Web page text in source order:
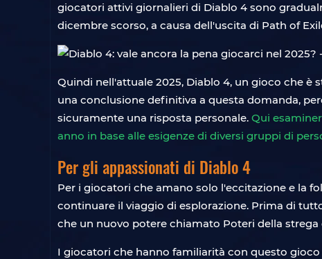
giocatori attivi giornalieri di Diablo 4 sono
dicembre scorso, a causa dell'uscita di Path of
Quindi nell'attuale 2025, Diablo 4, un gioco che è
una conclusione definitiva a questa domanda,
sicuramente una risposta personale. Qui
anno in base alle esigenze di diversi gruppi di
Per gli appassionati di Diablo 4
Per i giocatori che amano solo l'eccitazione e la
continuare il viaggio di esplorazione. Prima di
che un nuovo potere chiamato Poteri della
I giocatori che hanno familiarità con questo